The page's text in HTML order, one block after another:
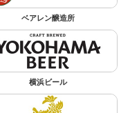
ベアレン醸造所
横浜ビール